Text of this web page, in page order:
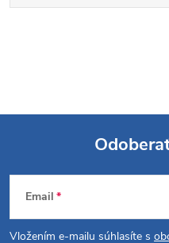
Z
á
Email
Vložením e-mailu súhlasíte s